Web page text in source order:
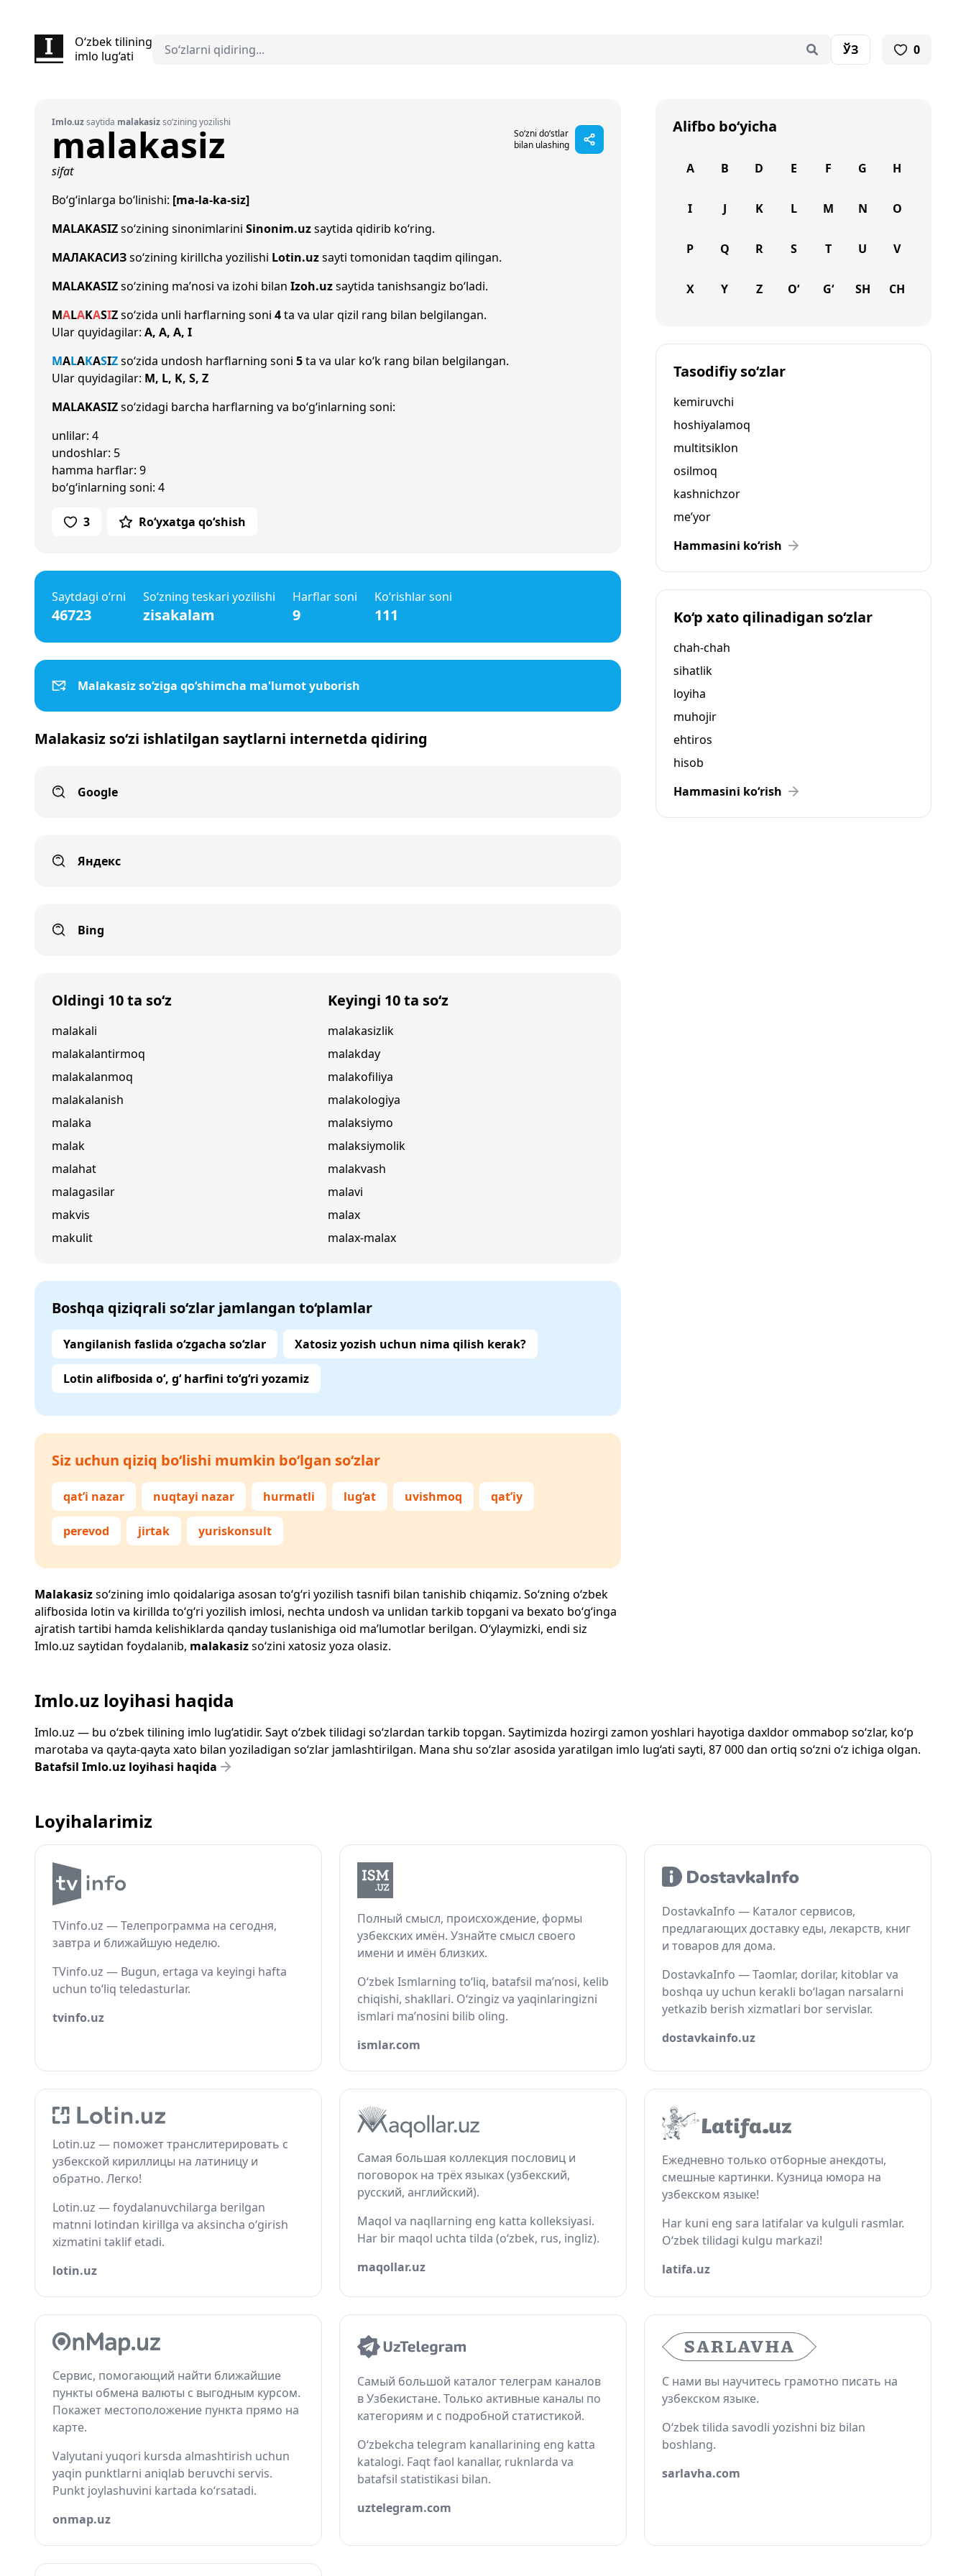
O‘zbek tilining
imlo lug‘ati
ЎЗ 0
Imlo.uzsaytida malakasizso‘zining yozilishi
malakasiz
So‘zni do‘stlar
bilan ulashing
sifat
Bo‘g‘inlarga bo‘linishi: [ma-la-ka-siz]
MALAKASIZso‘zining sinonimlarini Sinonim.uzsaytida qidirib ko‘ring.
МАЛАКАСИЗso‘zining kirillcha yozilishi Lotin.uzsayti tomonidan taqdim qilingan.
MALAKASIZso‘zining ma’nosi va izohi bilan Izoh.uzsaytida tanishsangiz bo‘ladi.
MALAKASIZso‘zida unli harflarning soni 4ta va ular qizil rang bilan belgilangan.
Ular quyidagilar: A, A, A, I
MALAKASIZso‘zida undosh harflarning soni 5ta va ular ko‘k rang bilan belgilangan.
Ular quyidagilar: M, L, K, S, Z
MALAKASIZso‘zidagi barcha harflarning va bo‘g‘inlarning soni:
unlilar: 4
undoshlar: 5
hamma harflar: 9
bo‘g‘inlarning soni: 4
3 Ro‘yxatga qo‘shish
Saytdagi o‘rni
46723
So‘zning teskari yozilishi
zisakalam
Harflar soni
9
Ko‘rishlar soni
111
Malakasiz so‘ziga qo‘shimcha ma'lumot yuborish
Malakasiz so‘zi ishlatilgan saytlarni internetda qidiring
Google
Яндекс
Bing
Oldingi 10 ta so‘z
malakali
malakalantirmoq
malakalanmoq
malakalanish
malaka
malak
malahat
malagasilar
makvis
makulit
Keyingi 10 ta so‘z
malakasizlik
malakday
malakofiliya
malakologiya
malaksiymo
malaksiymolik
malakvash
malavi
malax
malax-malax
Boshqa qiziqrali so‘zlar jamlangan to‘plamlar
Yangilanish faslida o‘zgacha so‘zlar Xatosiz yozish uchun nima qilish kerak?
Lotin alifbosida o‘, g‘ harfini to‘g‘ri yozamiz
Siz uchun qiziq bo‘lishi mumkin bo‘lgan so‘zlar
qat’i nazar nuqtayi nazar hurmatli lug‘at uvishmoq qat’iy
perevod jirtak yuriskonsult
Malakasizso‘zining imlo qoidalariga asosan to‘g‘ri yozilish tasnifi bilan tanishib chiqamiz. So‘zning o‘zbek
alifbosida lotin va kirillda to‘g‘ri yozilish imlosi, nechta undosh va unlidan tarkib topgani va bexato bo‘g‘inga
ajratish tartibi hamda kelishiklarda qanday tuslanishiga oid ma’lumotlar berilgan. O‘ylaymizki, endi siz
Imlo.uz saytidan foydalanib, malakasizso‘zini xatosiz yoza olasiz.
Alifbo bo‘yicha
A B D E F G H
I J K L M N O
P Q R S T U V
X Y Z O‘ G‘ SH CH
Tasodifiy so‘zlar
kemiruvchi
hoshiyalamoq
multitsiklon
osilmoq
kashnichzor
me’yor
Hammasini ko‘rish
Ko‘p xato qilinadigan so‘zlar
chah-chah
sihatlik
loyiha
muhojir
ehtiros
hisob
Hammasini ko‘rish
Imlo.uz loyihasi haqida
Imlo.uz — bu o‘zbek tilining imlo lug‘atidir. Sayt o‘zbek tilidagi so‘zlardan tarkib topgan. Saytimizda hozirgi zamon yoshlari hayotiga daxldor ommabop so‘zlar, ko‘p
marotaba va qayta-qayta xato bilan yoziladigan so‘zlar jamlashtirilgan. Mana shu so‘zlar asosida yaratilgan imlo lug‘ati sayti, 87 000 dan ortiq so‘zni o‘z ichiga olgan.
Batafsil Imlo.uz loyihasi haqida
Loyihalarimiz
TVinfo.uz — Телепрограмма на сегодня,
завтра и ближайшую неделю.
TVinfo.uz — Bugun, ertaga va keyingi hafta
uchun to‘liq teledasturlar.
tvinfo.uz
Полный смысл, происхождение, формы
узбекских имён. Узнайте смысл своего
имени и имён близких.
O‘zbek Ismlarning to‘liq, batafsil ma’nosi, kelib
chiqishi, shakllari. O‘zingiz va yaqinlaringizni
ismlari ma’nosini bilib oling.
ismlar.com
DostavkaInfo — Каталог сервисов,
предлагающих доставку еды, лекарств, книг
и товаров для дома.
DostavkaInfo — Taomlar, dorilar, kitoblar va
boshqa uy uchun kerakli bo‘lagan narsalarni
yetkazib berish xizmatlari bor servislar.
dostavkainfo.uz
Lotin.uz — поможет транслитерировать с
узбекской кириллицы на латиницу и
обратно. Легко!
Lotin.uz — foydalanuvchilarga berilgan
matnni lotindan kirillga va aksincha o‘girish
xizmatini taklif etadi.
lotin.uz
Самая большая коллекция пословиц и
поговорок на трёх языках (узбекский,
русский, английский).
Maqol va naqllarning eng katta kolleksiyasi.
Har bir maqol uchta tilda (o‘zbek, rus, ingliz).
maqollar.uz
Ежедневно только отборные анекдоты,
смешные картинки. Кузница юмора на
узбекском языке!
Har kuni eng sara latifalar va kulguli rasmlar.
O‘zbek tilidagi kulgu markazi!
latifa.uz
Сервис, помогающий найти ближайшие
пункты обмена валюты с выгодным курсом.
Покажет местоположение пункта прямо на
карте.
Valyutani yuqori kursda almashtirish uchun
yaqin punktlarni aniqlab beruvchi servis.
Punkt joylashuvini kartada ko‘rsatadi.
onmap.uz
Самый большой каталог телеграм каналов
в Узбекистане. Только активные каналы по
категориям и с подробной статистикой.
O‘zbekcha telegram kanallarining eng katta
katalogi. Faqt faol kanallar, ruknlarda va
batafsil statistikasi bilan.
uztelegram.com
С нами вы научитесь грамотно писать на
узбекском языке.
O‘zbek tilida savodli yozishni biz bilan
boshlang.
sarlavha.com